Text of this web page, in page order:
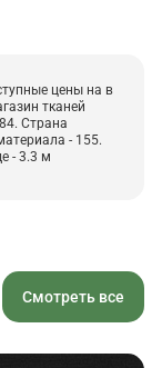
цены на в
тканей
Страна
- 155.
- 3.3 м
Смотреть все